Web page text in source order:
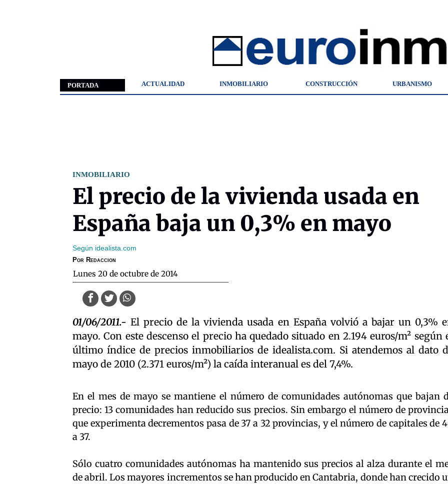
PORTADA ACTUALIDAD INMOBILIARIO CONSTRUCCIÓN URBANISMO
INMOBILIARIO
El precio de la vivienda usada en
España baja un 0,3% en mayo
Según idealista.com
Por Redaccion
lunes 20 de octubre de 2014
01/06/2011.- El precio de la vivienda usada en España volvió a bajar un 0,3%
mayo. Con este descenso el precio ha quedado situado en 2.194 euros/m² según
último índice de precios inmobiliarios de idealista.com. Si atendemos al dato
mayo de 2010 (2.371 euros/m²) la caída interanual es del 7,4%.
En el mes de mayo se mantiene el número de comunidades autónomas que bajan
precio: 13 comunidades han reducido sus precios. Sin embargo el número de
que experimenta decrementos pasa de 37 a 32 provincias, y el número de capitales de
a 37.
Sólo cuatro comunidades autónomas ha mantenido sus precios al alza durante el
de abril. Los mayores incrementos se han producido en Cantabria, donde han crecido